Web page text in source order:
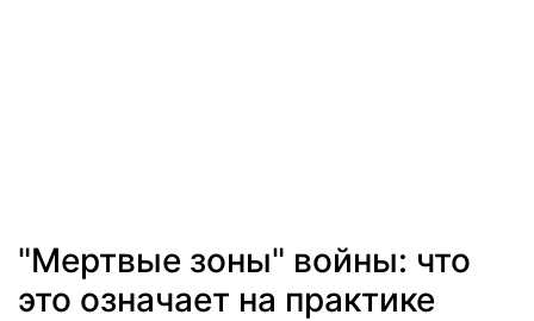
"Мертвые зоны" войны: что
это означает на практике